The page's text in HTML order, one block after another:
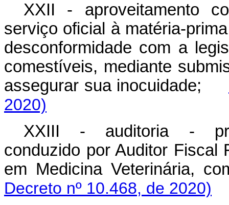
XXII - aproveitamento
serviço oficial à matéria-
desconformidade com a
comestíveis, mediante
assegurar sua inocuidade;
2020)
XXIII - auditoria -
conduzido por Auditor Fiscal
em Medicina
Decreto nº 10.468, de 2020)